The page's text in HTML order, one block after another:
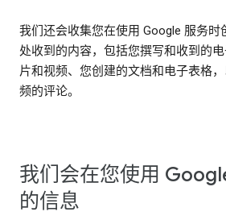
我们还会收集您在使用 Google 服务时
处收到的内容，包括您撰写和收到的
片和视频、您创建的文档和电子表格
频的评论。
我们会在您使用
的信息